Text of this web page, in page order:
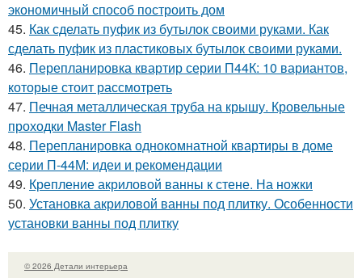
экономичный способ построить дом
45. Как сделать пуфик из бутылок своими руками. Как
сделать пуфик из пластиковых бутылок своими руками.
46. Перепланировка квартир серии П44К: 10 вариантов,
которые стоит рассмотреть
47. Печная металлическая труба на крышу. Кровельные
проходки Master Flash
48. Перепланировка однокомнатной квартиры в доме
серии П-44М: идеи и рекомендации
49. Крепление акриловой ванны к стене. На ножки
50. Установка акриловой ванны под плитку. Особенности
установки ванны под плитку
© 2026 Детали интерьера